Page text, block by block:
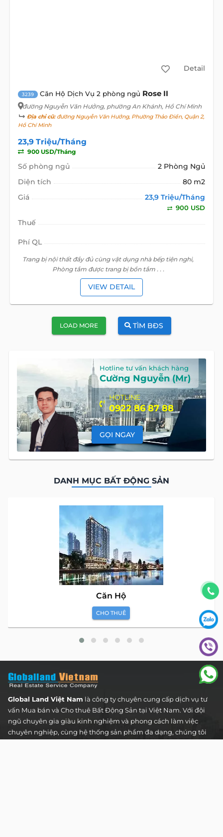
Detail
3239 Căn Hộ Dịch Vụ 2 phòng ngủ Rose II
đường Nguyễn Văn Hưởng, phường An Khánh, Hồ Chí Minh
Địa chỉ cũ:đường Nguyễn Văn Hưởng, Phường Thảo Điền, Quận 2,
Hồ Chí Minh
23,9 Triệu/Tháng
900 USD/Tháng
Số phòng ngủ
2 Phòng Ngủ
Diện tích
80 m2
Giá
23,9 Triệu/Tháng
900 USD
Thuế
Phí QL
Trang bị nội thất đầy đủ cùng vật dụng nhà bếp tiện nghi,
Phòng tắm được trang bị bồn tắm . . .
VIEW DETAIL
LOAD MORE TÌM BĐS
Hotline tư vấn khách hàng
Cường Nguyễn (Mr)
HOTLINE
0922 86 87 88
GỌI NGAY
DANH MỤC BẤT ĐỘNG SẢN
Căn Hộ
CHO THUÊ
Global Land Việt Nam là công ty chuyên cung cấp dịch vụ tư
vấn Mua bán và Cho thuê Bất Động Sản tại Việt Nam. Với đội
ngũ chuyên gia giàu kinh nghiệm và phong cách làm việc
chuyên nghiệp, cùng hệ thống sản phẩm đa dạng, chúng tôi